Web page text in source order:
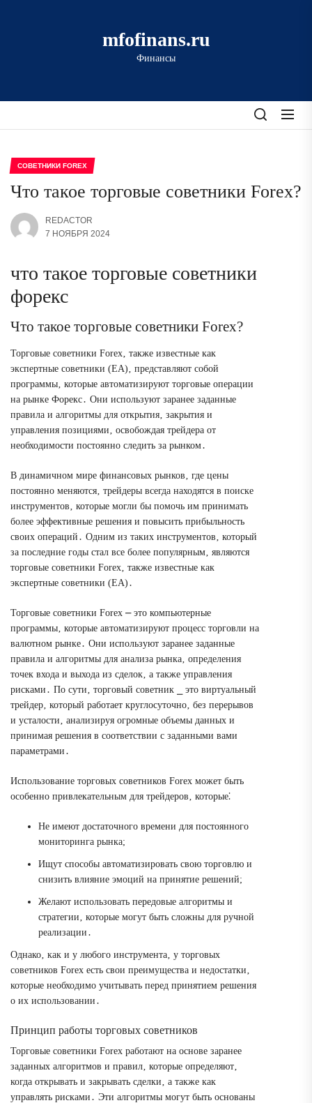
mfofinans.ru
Финансы
СОВЕТНИКИ FOREX
Что такое торговые советники Forex?
REDACTOR
7 НОЯБРЯ 2024
что такое торговые советники
форекс
Что такое торговые советники Forex?
Торговые советники Forex‚ также известные как
экспертные советники (EA)‚ представляют собой
программы‚ которые автоматизируют торговые операции
на рынке Форекс․ Они используют заранее заданные
правила и алгоритмы для открытия‚ закрытия и
управления позициями‚ освобождая трейдера от
необходимости постоянно следить за рынком․
В динамичном мире финансовых рынков‚ где цены
постоянно меняются‚ трейдеры всегда находятся в поиске
инструментов‚ которые могли бы помочь им принимать
более эффективные решения и повысить прибыльность
своих операций․ Одним из таких инструментов‚ который
за последние годы стал все более популярным‚ являются
торговые советники Forex‚ также известные как
экспертные советники (EA)․
Торговые советники Forex ⎼ это компьютерные
программы‚ которые автоматизируют процесс торговли на
валютном рынке․ Они используют заранее заданные
правила и алгоритмы для анализа рынка‚ определения
точек входа и выхода из сделок‚ а также управления
рисками․ По сути‚ торговый советник ⎯ это виртуальный
трейдер‚ который работает круглосуточно‚ без перерывов
и усталости‚ анализируя огромные объемы данных и
принимая решения в соответствии с заданными вами
параметрами․
Использование торговых советников Forex может быть
особенно привлекательным для трейдеров‚ которые⁚
Не имеют достаточного времени для постоянного
мониторинга рынка;
Ищут способы автоматизировать свою торговлю и
снизить влияние эмоций на принятие решений;
Желают использовать передовые алгоритмы и
стратегии‚ которые могут быть сложны для ручной
реализации․
Однако‚ как и у любого инструмента‚ у торговых
советников Forex есть свои преимущества и недостатки‚
которые необходимо учитывать перед принятием решения
о их использовании․
Принцип работы торговых советников
Торговые советники Forex работают на основе заранее
заданных алгоритмов и правил‚ которые определяют‚
когда открывать и закрывать сделки‚ а также как
управлять рисками․ Эти алгоритмы могут быть основаны